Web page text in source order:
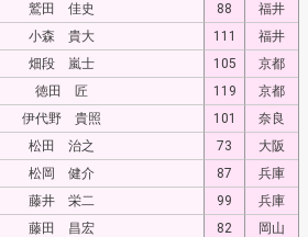
鷲田 佳史 88
福井
小森 貴大
111
福井
畑段 嵐士
105
京都
徳田 匠
119
京都
伊代野 貴照
101
奈良
松田 治之
73
大阪
松岡 健介
87
兵庫
藤井 栄二
99 兵庫
藤田 昌宏 82
岡山